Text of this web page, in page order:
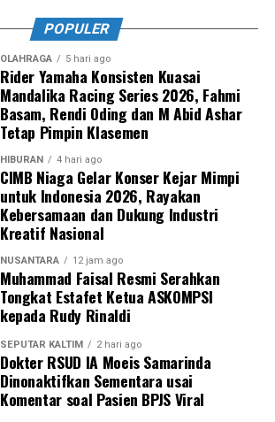
POPULER
OLAHRAGA 5 hari ago
Rider Yamaha Konsisten Kuasai
Mandalika Racing Series 2026, Fahmi
Basam, Rendi Oding dan M Abid Ashar
Tetap Pimpin Klasemen
HIBURAN 4 hari ago
CIMB Niaga Gelar Konser Kejar Mimpi
untuk Indonesia 2026, Rayakan
Kebersamaan dan Dukung Industri
Kreatif Nasional
NUSANTARA 12 jam ago
Muhammad Faisal Resmi Serahkan
Tongkat Estafet Ketua ASKOMPSI
kepada Rudy Rinaldi
SEPUTAR KALTIM 2 hari ago
Dokter RSUD IA Moeis Samarinda
Dinonaktifkan Sementara usai
Komentar soal Pasien BPJS Viral